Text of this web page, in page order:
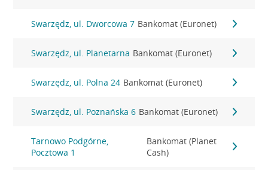
Swarzędz, ul. Dworcowa 7 Bankomat (Euronet)
Swarzędz, ul. Planetarna Bankomat (Euronet)
Swarzędz, ul. Polna 24 Bankomat (Euronet)
Swarzędz, ul. Poznańska 6 Bankomat (Euronet)
Tarnowo Podgórne,
Pocztowa 1
Bankomat (Planet
Cash)